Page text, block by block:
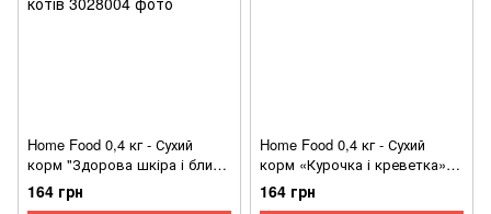
Home Food 0,4 кг - Сухий
корм "Здорова шкіра і блиск
шерсті "Індичка і лосось" для
дорослих котів
164 грн
Home Food 0,4 кг - Сухий
корм «Курочка і креветка»
для дорослих активних котів
і кішок
164 грн